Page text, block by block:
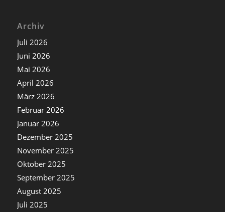
Archiv
Juli 2026
Juni 2026
Mai 2026
April 2026
März 2026
Februar 2026
Januar 2026
Dezember 2025
November 2025
Oktober 2025
September 2025
August 2025
Juli 2025